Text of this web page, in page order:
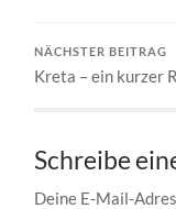
NÄCHSTER BEITRAG
Kreta – ein kurzer
Schreibe
Deine E-Mail-